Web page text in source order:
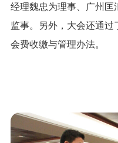
经理魏忠为理事、广州匡
监事。另外，大会还通过
会费收缴与管理办法。